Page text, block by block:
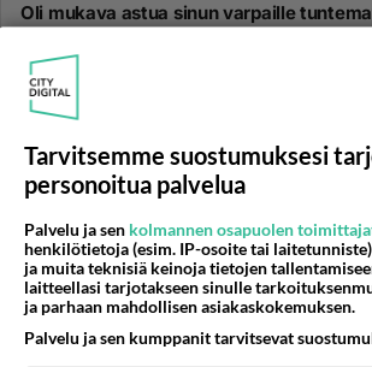
Oli mukava astua sinun varpaille
Toivottavasti kenkä menee huomenna
03.08.2026 22:01
IKÄVÄ
mörököllit ja kaikki muut aikaisen
uuteen päivään on valmiina nokka pk miestä kaivaten
🥰...
04.08.2026 07:09
Tarvitsemme suostumuksesi
personoitua palvelua
Palvelu ja sen kolmannen osapuolen
henkilötietoja (esim. IP-osoite tai
ja muita teknisiä keinoja tietojen
laitteellasi tarjotakseen sinulle
ja parhaan mahdollisen asiakaskokemuksen.
Palvelu ja sen kumppanit tarvitsevat